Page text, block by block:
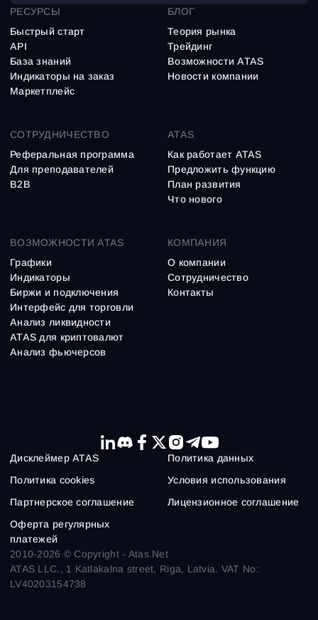
ВОЗМОЖНОСТИ ATAS
Графики
Индикаторы
Биржи и подключения
Интерфейс для торговли
Анализ ликвидности
ATAS для криптовалют
Анализ фьючерсов
РЕСУРСЫ
Быстрый старт
API
База знаний
Индикаторы на заказ
Маркетплейс
БЛОГ
Теория рынка
Трейдинг
Возможности ATAS
Новости компании
СОТРУДНИЧЕСТВО
Реферальная программа
Для преподавателей
B2B
ATAS
Как работает ATAS
Предложить функцию
План развития
Что нового
КОМПАНИЯ
О компании
Сотрудничество
Контакты
2010-2026 © Copyright - Atas.Net
ATAS LLC., 1 Katlakalna street, Riga, Latvia. VAT No:
LV40203154738
Дисклеймер ATAS
Политика данных
Политика cookies
Условия использования
Партнерское соглашение
Лицензионное соглашение
Оферта регулярных
платежей